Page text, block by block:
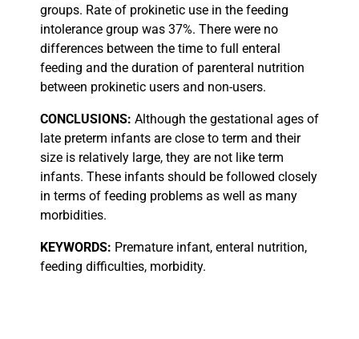
groups. Rate of prokinetic use in the feeding
intolerance group was 37%. There were no
differences between the time to full enteral
feeding and the duration of parenteral nutrition
between prokinetic users and non-users.
CONCLUSIONS: Although the gestational ages of
late preterm infants are close to term and their
size is relatively large, they are not like term
infants. These infants should be followed closely
in terms of feeding problems as well as many
morbidities.
KEYWORDS: Premature infant, enteral nutrition,
feeding difficulties, morbidity.